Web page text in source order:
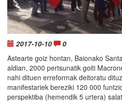
2017-10-10
0
Astearte goiz hontan, Baionako
aldian, 2000 pertsunatik goiti
nahi dituen erreformak deitoratu
manifestariek bereziki 120 000
perspektiba (hemendik 5 urtera)